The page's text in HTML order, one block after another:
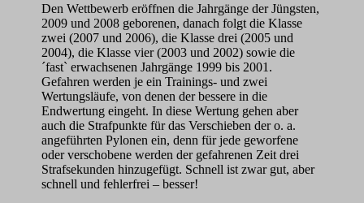
Den Wettbewerb eröffnen die Jahrgänge der Jüngsten,
2009 und 2008 geborenen, danach folgt die Klasse
zwei (2007 und 2006), die Klasse drei (2005 und
2004), die Klasse vier (2003 und 2002) sowie die
´fast` erwachsenen Jahrgänge 1999 bis 2001.
Gefahren werden je ein Trainings- und zwei
Wertungsläufe, von denen der bessere in die
Endwertung eingeht. In diese Wertung gehen aber
auch die Strafpunkte für das Verschieben der o. a.
angeführten Pylonen ein, denn für jede geworfene
oder verschobene werden der gefahrenen Zeit drei
Strafsekunden hinzugefügt. Schnell ist zwar gut, aber
schnell und fehlerfrei – besser!